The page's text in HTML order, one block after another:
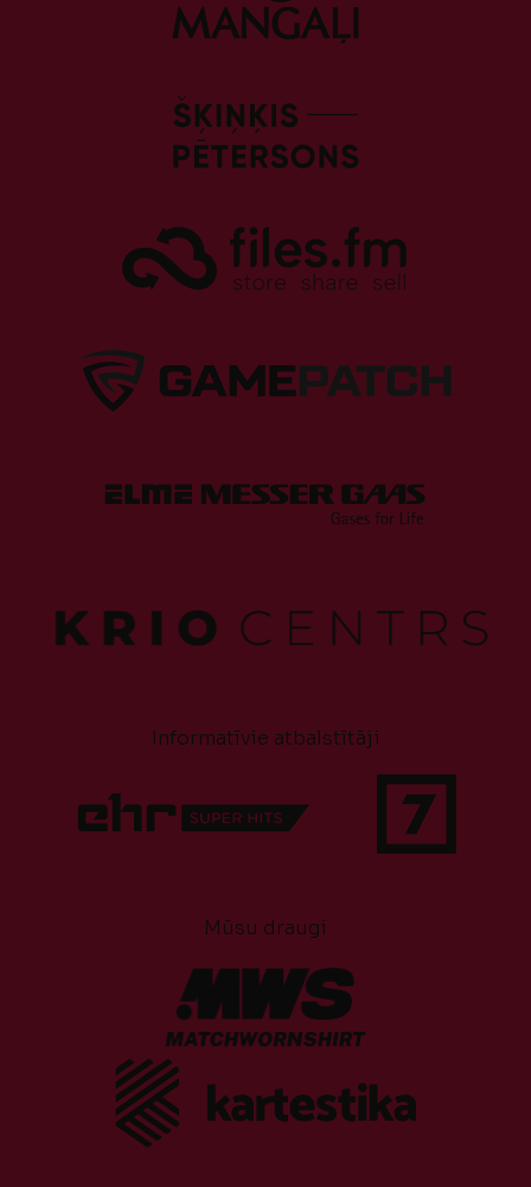
Informatīvie atbalstītāji
Mūsu draugi